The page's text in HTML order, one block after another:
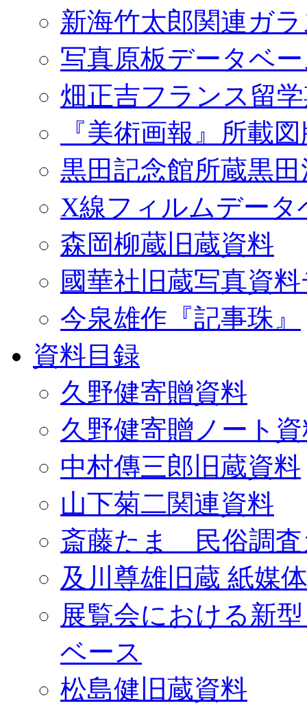
新海竹太郎関連ガ
写真原板データベ
畑正吉フランス留
『美術画報』所載
黒田記念館所蔵黒
X線フィルムデータ
森岡柳蔵旧蔵資料
國華社旧蔵写真資
今泉雄作『記事珠』
資料目録
久野健寄贈資料
久野健寄贈ノート
中村傳三郎旧蔵資料
山下菊二関連資料
斎藤たま 民俗調査
及川尊雄旧蔵 紙媒
展覧会における新
ベース
松島健旧蔵資料